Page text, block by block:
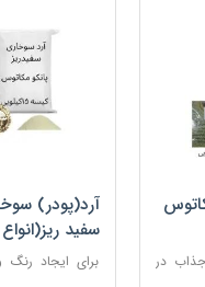
در
آرد(پودر)
سفید
برای ایجاد